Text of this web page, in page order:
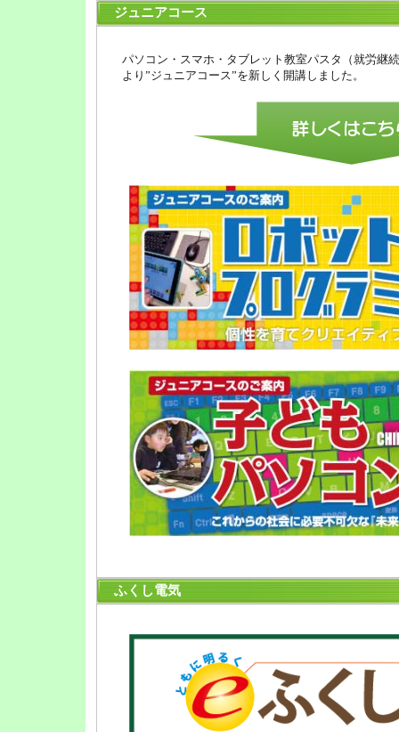
ジュニアコース
パソコン・スマホ・タブレット教室パスタ（就労継
より”ジュニアコース”を新しく開講しました。
ふくし電気